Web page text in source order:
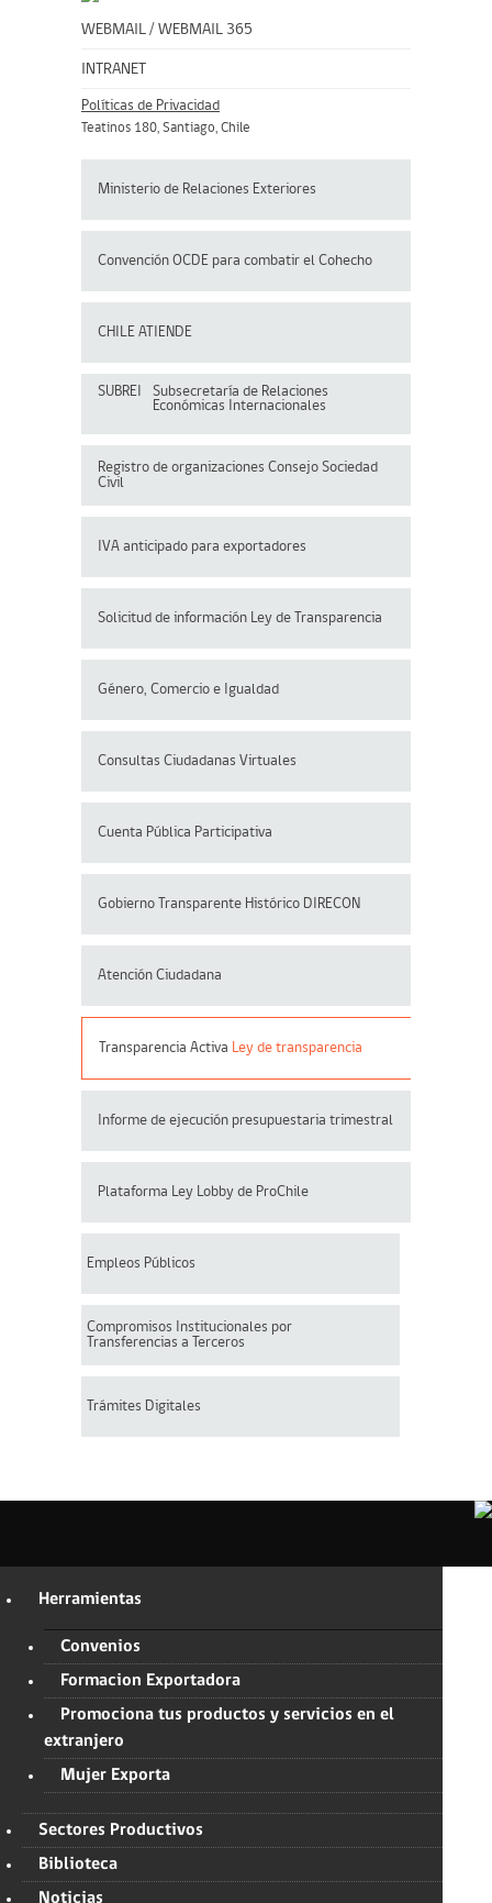
WEBMAIL / WEBMAIL 365
INTRANET
Políticas de Privacidad
Teatinos 180, Santiago, Chile
Ministerio de Relaciones Exteriores
Convención OCDE para combatir el Cohecho
CHILE ATIENDE
SUBREI
Subsecretaría de Relaciones
Económicas Internacionales
Registro de organizaciones Consejo Sociedad
Civil
IVA anticipado para exportadores
Solicitud de información Ley de Transparencia
Género, Comercio e Igualdad
Consultas Ciudadanas Virtuales
Cuenta Pública Participativa
Gobierno Transparente Histórico DIRECON
Atención Ciudadana
Transparencia Activa Ley de transparencia
Informe de ejecución presupuestaria trimestral
Plataforma Ley Lobby de ProChile
Empleos Públicos
Compromisos Institucionales por
Transferencias a Terceros
Trámites Digitales
Herramientas
Convenios
Formacion Exportadora
Promociona tus productos y servicios en el
extranjero
Mujer Exporta
Sectores Productivos
Biblioteca
Noticias